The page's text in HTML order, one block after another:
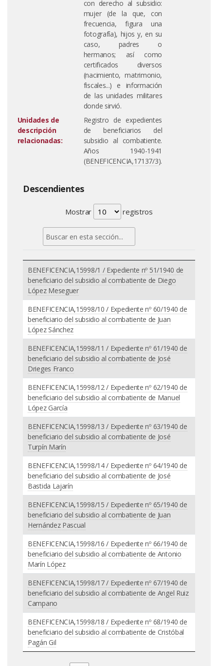
con derecho al subsidio:
mujer (de la que, con
frecuencia, figura una
fotografía), hijos y, en su
caso, padres o
hermanos; así como
certificados diversos
(nacimiento, matrimonio,
fiscales...) e información
de las unidades militares
donde sirvió.
Unidades de
descripción
relacionadas:
Registro de expedientes
de beneficiarios del
subsidio al combatiente.
Años 1940-1941
(BENEFICENCIA,17137/3).
Descendientes
Mostrar registros
BENEFICENCIA,15998/1 / Expediente nº 51/1940 de
beneficiario del subsidio al combatiente de Diego
López Meseguer
BENEFICENCIA,15998/10 / Expediente nº 60/1940 de
beneficiario del subsidio al combatiente de Juan
López Sánchez
BENEFICENCIA,15998/11 / Expediente nº 61/1940 de
beneficiario del subsidio al combatiente de José
Drieges Franco
BENEFICENCIA,15998/12 / Expediente nº 62/1940 de
beneficiario del subsidio al combatiente de Manuel
López García
BENEFICENCIA,15998/13 / Expediente nº 63/1940 de
beneficiario del subsidio al combatiente de José
Turpín Marín
BENEFICENCIA,15998/14 / Expediente nº 64/1940 de
beneficiario del subsidio al combatiente de José
Bastida Lajarín
BENEFICENCIA,15998/15 / Expediente nº 65/1940 de
beneficiario del subsidio al combatiente de Juan
Hernández Pascual
BENEFICENCIA,15998/16 / Expediente nº 66/1940 de
beneficiario del subsidio al combatiente de Antonio
Marín López
BENEFICENCIA,15998/17 / Expediente nº 67/1940 de
beneficiario del subsidio al combatiente de Angel Ruiz
Campano
BENEFICENCIA,15998/18 / Expediente nº 68/1940 de
beneficiario del subsidio al combatiente de Cristóbal
Pagán Gil